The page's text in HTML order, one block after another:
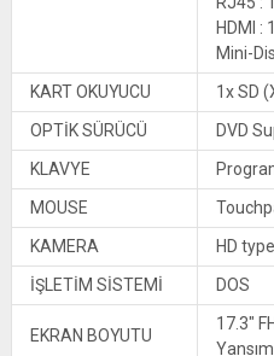
HDMI :
Mini-
KART OKUYUCU
1x SD
OPTİK SÜRÜCÜ
DVD
KLAVYE
MOUSE
KAMERA
HD
İŞLETİM SİSTEMİ
DOS
EKRAN BOYUTU
17.3″